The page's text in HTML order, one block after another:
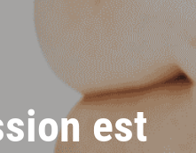
est